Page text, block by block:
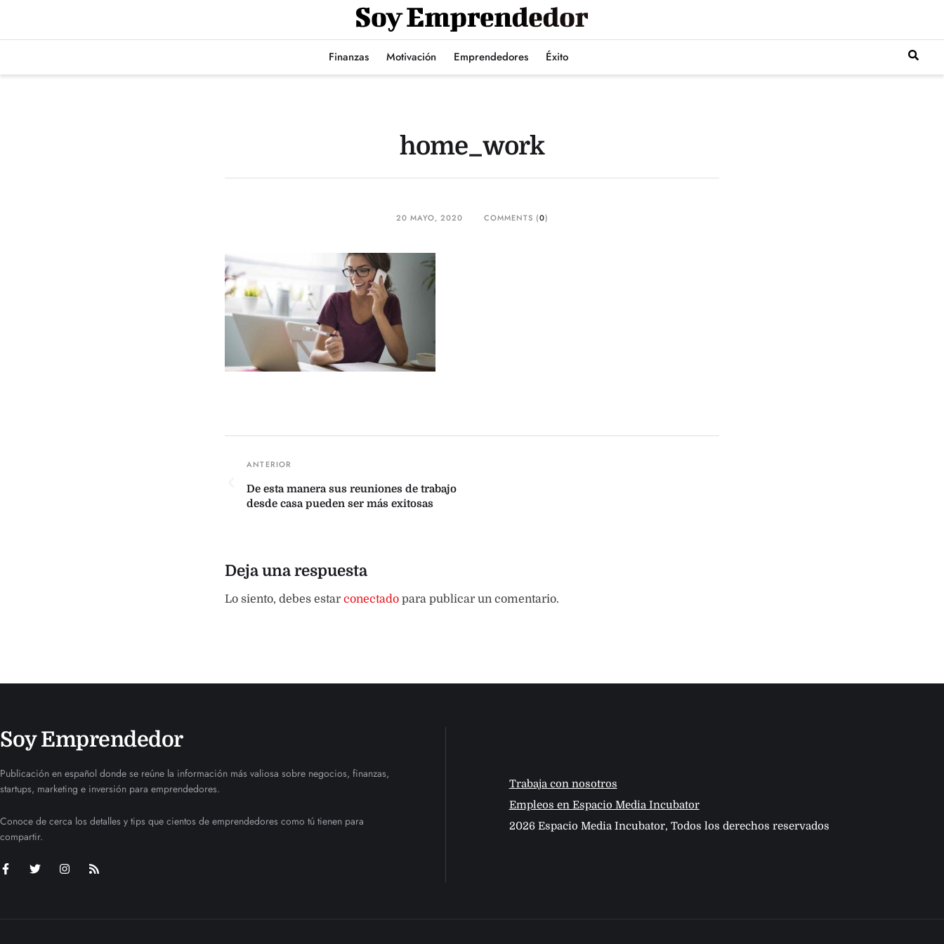
Finanzas Motivación Emprendedores Éxito
home_work
20 MAYO, 2020 COMMENTS (0)
De esta manera sus reuniones de trabajo
desde casa pueden ser más exitosas
Deja una respuesta
Lo siento, debes estar conectado para publicar un comentario.
Soy Emprendedor
Publicación en español donde se reúne la información más valiosa sobre negocios, finanzas,
startups, marketing e inversión para emprendedores.
Conoce de cerca los detalles y tips que cientos de emprendedores como tú tienen para
compartir.
Trabaja con nosotros
Empleos en Espacio Media Incubator
2026 Espacio Media Incubator, Todos los derechos reservados